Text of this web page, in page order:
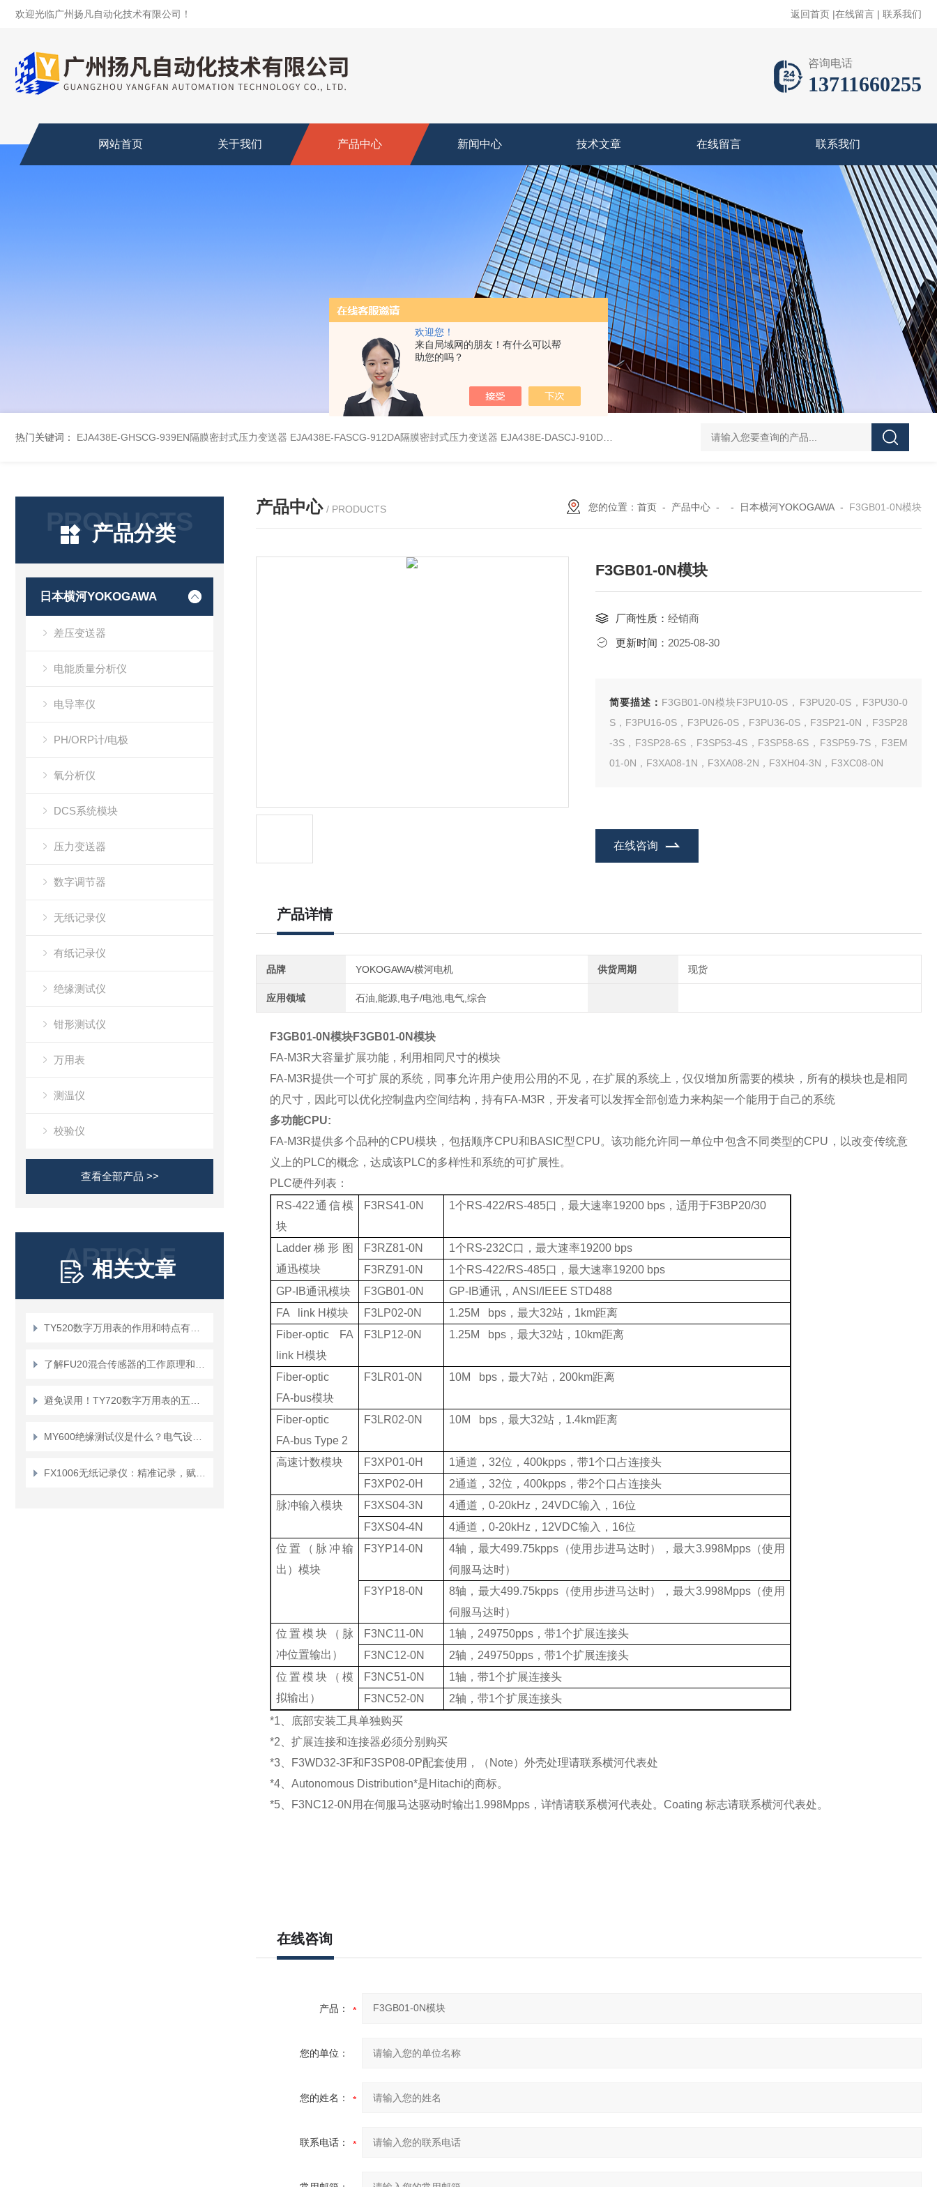
欢迎您！
来自局域网的朋友！有什么可以帮
助您的吗？
欢迎光临广州扬凡自动化技术有限公司！ 返回首页 |在线留言 | 联系我们
咨询电话
13711660255
网站首页 关于我们 产品中心 新闻中心 技术文章 在线留言 联系我们
热门关键词： EJA438E-GHSCG-939EN隔膜密封式压力变送器 EJA438E-FASCG-912DA隔膜密封式压力变送器 EJA438E-DASCJ-910DA隔膜密封式压力变送器 EJA438E-DHSCJ-910DA隔膜密封式压力变送器
PRODUCTS
产品分类
日本横河YOKOGAWA
差压变送器
电能质量分析仪
电导率仪
PH/ORP计/电极
氧分析仪
DCS系统模块
压力变送器
数字调节器
无纸记录仪
有纸记录仪
绝缘测试仪
钳形测试仪
万用表
测温仪
校验仪
查看全部产品 >>
ARTICLE
相关文章
产品中心 / PRODUCTS 您的位置： 首页 - 产品中心 - - 日本横河YOKOGAWA - F3GB01-0N模块
F3GB01-0N模块
厂商性质： 经销商
更新时间： 2025-08-30
简要描述： F3GB01-0N模块F3PU10-0S，F3PU20-0S，F3PU30-0
S，F3PU16-0S，F3PU26-0S，F3PU36-0S，F3SP21-0N，F3SP28
-3S，F3SP28-6S，F3SP53-4S，F3SP58-6S，F3SP59-7S，F3EM
01-0N，F3XA08-1N，F3XA08-2N，F3XH04-3N，F3XC08-0N
在线咨询
产品详情
品牌 YOKOGAWA/横河电机 供货周期 现货
应用领域 石油,能源,电子/电池,电气,综合
F3GB01-0N模块F3GB01-0N模块
FA-M3R大容量扩展功能，利用相同尺寸的模块
FA-M3R提供一个可扩展的系统，同事允许用户使用公用的不见，在扩展的系统上，仅仅增加所需要的模块，所有的模块也是相同
的尺寸，因此可以优化控制盘内空间结构，持有FA-M3R ，开发者可以发挥全部创造力来构架一个能用于自己的系统
多功能CPU:
FA-M3R提供多个品种的CPU模块，包括顺序CPU和BASIC型CPU。该功能允许同一单位中包含不同类型的CPU ，以改变传统意
义上的PLC的概念，达成该PLC的多样性和系统的可扩展性。
PLC硬件列表：
RS-422通信模
块
F3RS41-0N 1个RS-422/RS-485口，最大速率19200 bps，适用于F3BP20/30
Ladder梯形图
通迅模块
F3RZ81-0N 1个RS-232C口，最大速率19200 bps
F3RZ91-0N
1个RS-422/RS-485口，最大速率19200 bps
GP-IB通讯模块 F3GB01-0N GP-IB通讯， ANSI/IEEE STD488
FA link H模块 F3LP02-0N 1.25M bps，最大32站， 1km距离
Fiber-optic FA
link H模块
F3LP12-0N 1.25M bps，最大32站， 10km距离
Fiber-optic
FA-bus模块
F3LR01-0N 10M bps，最大7站， 200km距离
Fiber-optic
FA-bus Type 2
F3LR02-0N 10M bps，最大32站， 1.4km距离
高速计数模块 F3XP01-0H 1通道， 32位， 400kpps，带1个口占连接头
F3XP02-0H
2通道， 32位， 400kpps，带2个口占连接头
脉冲输入模块
F3XS04-3N 4通道， 0-20kHz ， 24VDC输入， 16位
F3XS04-4N
4通道， 0-20kHz ， 12VDC输入， 16位
位置（脉冲输
出）模块
F3YP14-0N 4轴，最大499.75kpps （使用步进马达时），最大3.998Mpps（使用
伺服马达时）
F3YP18-0N
8轴，最大499.75kpps （使用步进马达时），最大3.998Mpps（使用
伺服马达时）
位置模块（脉
冲位置输出）
F3NC11-0N 1轴， 249750pps，带1个扩展连接头
F3NC12-0N
2轴， 249750pps，带1个扩展连接头
位置模块（模
拟输出）
F3NC51-0N 1轴，带1个扩展连接头
F3NC52-0N
2轴，带1个扩展连接头
*1 、底部安装工具单独购买
*2 、扩展连接和连接器必须分别购买
*3、 F3WD32-3F和F3SP08-0P配套使用，（ Note）外壳处理请联系横河代表处
*4、 Autonomous Distribution*是Hitachi的商标。
*5、 F3NC12-0N 用在伺服马达驱动时输出1.998Mpps，详情请联系横河代表处。 Coating 标志请联系横河代表处。
在线咨询
产品：
您的单位：
您的姓名：
联系电话：